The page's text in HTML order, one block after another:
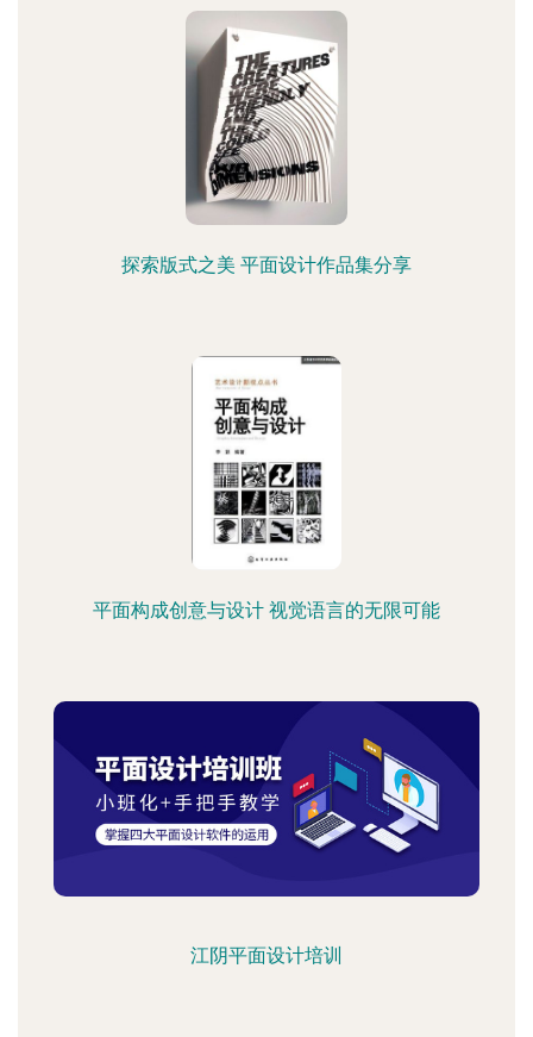
探索版式之美 平面设计作品集分享
平面构成创意与设计 视觉语言的无限可能
江阴平面设计培训